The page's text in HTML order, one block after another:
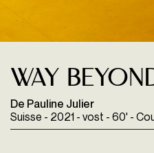
Way
De Pauline Julier
Suisse - 2021 - vost - 60' -